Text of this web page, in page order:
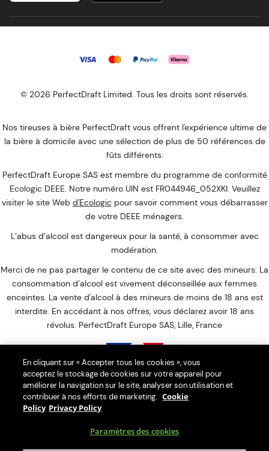
© 2026 PerfectDraft Limited. Tous les droits sont réservés.
Nos tireuses à bière PerfectDraft vous offrent l'expérience ultime de
la bière à domicile avec une sélection de plus de 50 références de
fûts différents.
PerfectDraft Europe SAS est membre du programme de conformité
Ecologic DEEE. Notre numéro UIN est FR044946_052XKI. Veuillez
visiter le site Web d'Ecologic pour savoir comment vous débarrasser
de votre DEEE ménagers.
L’abus d’alcool est dangereux pour la santé, à consommer avec
modération.
Merci de ne pas partager le contenu de ce site avec des mineurs. La
consommation d’alcool est vivement déconseillée aux femmes
enceintes. La vente d'alcool à des mineurs de moins de 18 ans est
interdite. En accédant à nos offres, vous déclarez avoir 18 ans
révolus. PerfectDraft Europe SAS, Lille, France
Interdiction de vente de boissons alcooliques aux mineurs de
moins de 18 ans
La preuve de majorité de l'acheteur est exigée au moment de la
CODE DE LA SANTÉ PUBLIQUE : ART. L. 3342-1. L. 3342-3
En cliquant sur « Accepter tous les cookies », vous
acceptez le stockage de cookies sur votre appareil pour
améliorer la navigation sur le site, analyser son utilisation et
contribuer à nos efforts de marketing. Cookie
Policy Privacy Policy
Paramètres des cookies